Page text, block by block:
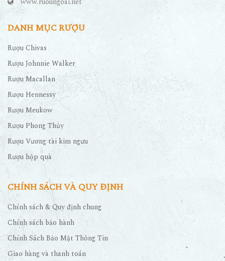
DANH MỤC RƯỢU
Rượu Chivas
Rượu Johnnie Walker
Rượu Macallan
Rượu Hennessy
Rượu Meukow
Rượu Phong Thủy
Rượu Vương tài kim ngưu
Rượu hộp quà
CHÍNH SÁCH VÀ QUY ĐỊNH
Chính sách & Quy định chung
Chính sách bảo hành
Chính Sách Bảo Mật Thông Tin
Giao hàng và thanh toán